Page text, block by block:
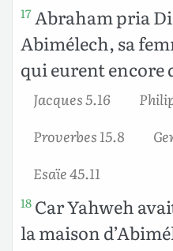
17Abraham pria
Abimélech, sa
qui eurent encore
Jacques 5.16
Proverbes 15.8
Esaïe 45.11
18 Car Yahweh
la maison